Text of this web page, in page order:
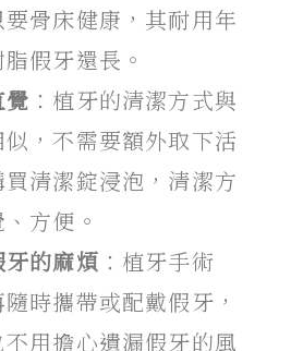
骨床健康，其耐用年
假牙還長。
：植牙的清潔方式與
，不需要額外取下活
清潔錠浸泡，清潔方
方便。
的麻煩 ：植牙手術
時攜帶或配戴假牙，
用擔心遺漏假牙的風